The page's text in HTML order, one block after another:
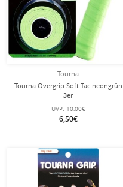
Tourna
Tourna Overgrip Soft Tac neongrün
3er
UVP: 10,00€
6,50€